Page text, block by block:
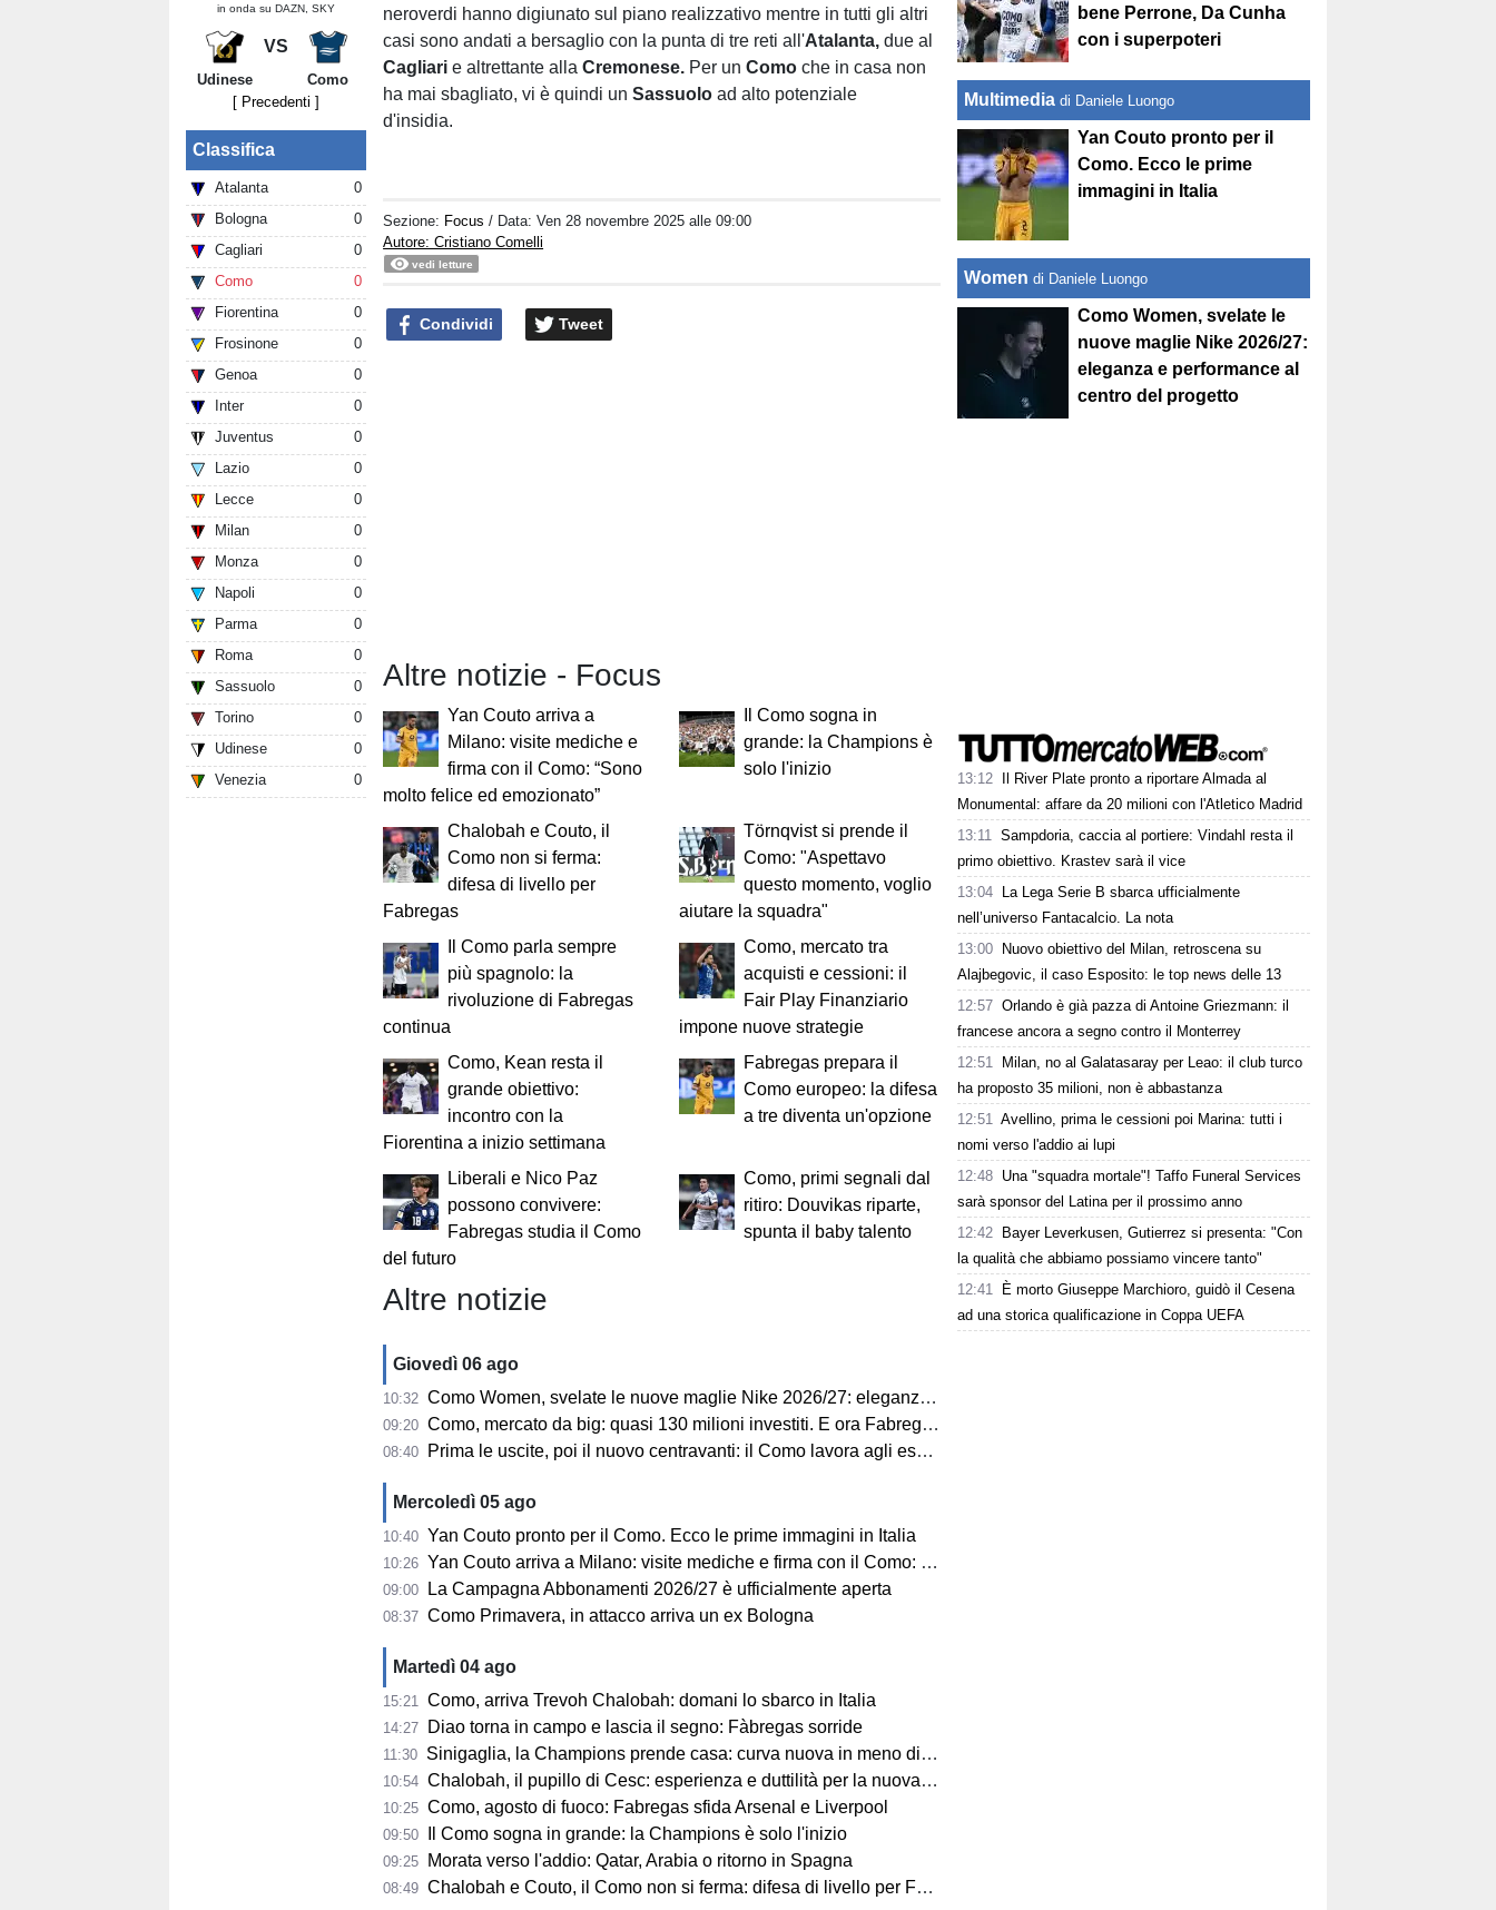
in onda su DAZN, SKY
VS
Udinese
Como
[ Precedenti ]
Classifica
Atalanta
0
Bologna
0
Cagliari
0
Como
0
Fiorentina
0
Frosinone
0
Genoa
0
Inter
0
Juventus
0
Lazio
0
Lecce
0
Milan
0
Monza
0
Napoli
0
Parma
0
Roma
0
Sassuolo
0
Torino
0
Udinese
0
Venezia
0
neroverdi hanno digiunato sul piano realizzativo mentre in tutti gli altri
casi sono andati a bersaglio con la punta di tre reti all'Atalanta, due al
Cagliarie altrettante allaCremonese. Per un Como che in casa non
ha mai sbagliato, vi è quindi unSassuoload alto potenziale
d'insidia.
Sezione: Focus / Data:Ven 28 novembre 2025 alle 09:00
Autore: Cristiano Comelli
vedi letture
Condividi Tweet
Altre notizie - Focus
Yan Couto arriva a
Milano: visite mediche e
firma con il Como: “Sono
molto felice ed emozionato”
Il Como sogna in
grande: la Champions è
solo l'inizio
Chalobah e Couto, il
Como non si ferma:
difesa di livello per
Fabregas
Törnqvist si prende il
Como: "Aspettavo
questo momento, voglio
aiutare la squadra"
Il Como parla sempre
più spagnolo: la
rivoluzione di Fabregas
continua
Como, mercato tra
acquisti e cessioni: il
Fair Play Finanziario
impone nuove strategie
Como, Kean resta il
grande obiettivo:
incontro con la
Fiorentina a inizio settimana
Fabregas prepara il
Como europeo: la difesa
a tre diventa un'opzione
Liberali e Nico Paz
possono convivere:
Fabregas studia il Como
del futuro
Como, primi segnali dal
ritiro: Douvikas riparte,
spunta il baby talento
Altre notizie
Giovedì 06 ago
10:32 Como Women, svelate le nuove maglie Nike 2026/27: eleganza e performance al centro del progetto
09:20 Como, mercato da big: quasi 130 milioni investiti. E ora Fabregas sogna il colpo in attacco
08:40 Prima le uscite, poi il nuovo centravanti: il Como lavora agli esuberi
Mercoledì 05 ago
10:40 Yan Couto pronto per il Como. Ecco le prime immagini in Italia
10:26 Yan Couto arriva a Milano: visite mediche e firma con il Como: “Sono molto felice ed emozionato”
09:00 La Campagna Abbonamenti 2026/27 è ufficialmente aperta
08:37 Como Primavera, in attacco arriva un ex Bologna
Martedì 04 ago
15:21 Como, arriva Trevoh Chalobah: domani lo sbarco in Italia
14:27 Diao torna in campo e lascia il segno: Fàbregas sorride
11:30 Sinigaglia, la Champions prende casa: curva nuova in meno di 80 giorni
10:54 Chalobah, il pupillo di Cesc: esperienza e duttilità per la nuova difesa
10:25 Como, agosto di fuoco: Fabregas sfida Arsenal e Liverpool
09:50 Il Como sogna in grande: la Champions è solo l'inizio
09:25 Morata verso l'addio: Qatar, Arabia o ritorno in Spagna
08:49 Chalobah e Couto, il Como non si ferma: difesa di livello per Fabregas
bene Perrone, Da Cunha
con i superpoteri
Multimedia di Daniele Luongo
Yan Couto pronto per il
Como. Ecco le prime
immagini in Italia
Women di Daniele Luongo
Como Women, svelate le
nuove maglie Nike 2026/27:
eleganza e performance al
centro del progetto
13:12
Il River Plate pronto a riportare Almada al
Monumental: affare da 20 milioni con l'Atletico Madrid
13:11 Sampdoria, caccia al portiere: Vindahl resta il
primo obiettivo. Krastev sarà il vice
13:04
La Lega Serie B sbarca ufficialmente
nell’universo Fantacalcio. La nota
13:00
Nuovo obiettivo del Milan, retroscena su
Alajbegovic, il caso Esposito: le top news delle 13
12:57 Orlando è già pazza di Antoine Griezmann: il
francese ancora a segno contro il Monterrey
12:51
Milan, no al Galatasaray per Leao: il club turco
ha proposto 35 milioni, non è abbastanza
12:51 Avellino, prima le cessioni poi Marina: tutti i
nomi verso l'addio ai lupi
12:48 Una "squadra mortale"! Taffo Funeral Services
sarà sponsor del Latina per il prossimo anno
12:42
Bayer Leverkusen, Gutierrez si presenta: "Con
la qualità che abbiamo possiamo vincere tanto"
12:41
È morto Giuseppe Marchioro, guidò il Cesena
ad una storica qualificazione in Coppa UEFA